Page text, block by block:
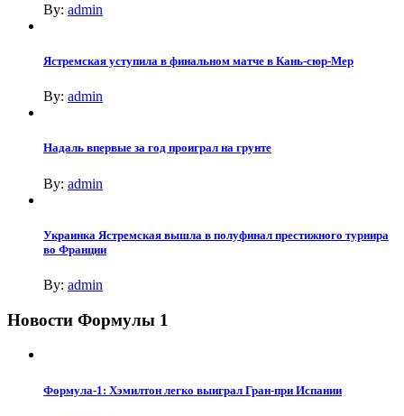
By: admin
Ястремская уступила в финальном матче в Кань-сюр-Мер
By: admin
Надаль впервые за год проиграл на грунте
By: admin
Украинка Ястремская вышла в полуфинал престижного турнира
во Франции
By: admin
Новости Формулы 1
Формула-1: Хэмилтон легко выиграл Гран-при Испании